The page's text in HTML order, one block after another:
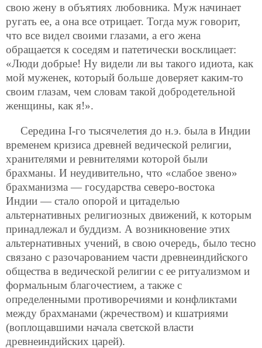
свою жену в объятиях любовника. Муж начинает
ругать ее, а она все отрицает. Тогда муж говорит,
что все видел своими глазами, а его жена
обращается к соседям и патетически восклицает:
«Люди добрые! Ну видели ли вы такого идиота, как
мой муженек, который больше доверяет каким-то
своим глазам, чем словам такой добродетельной
женщины, как я!».
Середина I-го тысячелетия до н.э. была в Индии
временем кризиса древней ведической религии,
хранителями и ревнителями которой были
брахманы. И неудивительно, что «слабое звено»
брахманизма — государства северо-востока
Индии — стало опорой и цитаделью
альтернативных религиозных движений, к которым
принадлежал и буддизм. А возникновение этих
альтернативных учений, в свою очередь, было тесно
связано с разочарованием части древнеиндийского
общества в ведической религии с ее ритуализмом и
формальным благочестием, а также с
определенными противоречиями и конфликтами
между брахманами (жречеством) и кшатриями
(воплощавшими начала светской власти
древнеиндийских царей).